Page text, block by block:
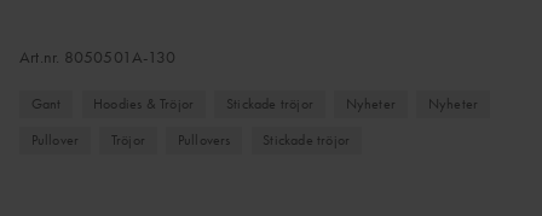
Art.nr. 8050501A-130
Gant Hoodies & Tröjor Stickade tröjor Nyheter
Nyheter
Pullover
Tröjor Pullovers Stickade tröjor